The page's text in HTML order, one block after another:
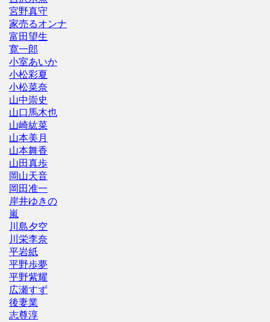
宮野真守
家売るオンナ
富田望生
寛一郎
小室あいか
小松彩夏
小松菜奈
山中崇史
山口馬木也
山崎紘菜
山本美月
山本舞香
山田真歩
岡山天音
岡田准一
岸井ゆきの
嵐
川島夕空
川栄李奈
平岩紙
平野歩夢
平野紫耀
広瀬すず
後妻業
志尊淳